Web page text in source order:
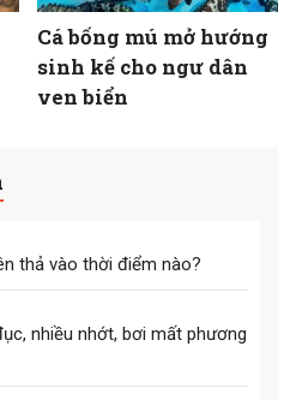
Cá bống mú mở hướng
sinh kế cho ngư dân
ven biển
thả vào thời điểm nào?
nhiều nhớt, bơi mất phương